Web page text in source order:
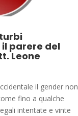
parere del
Leone
il gender non
fino a qualche
intentate e vinte